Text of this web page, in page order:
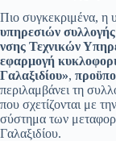
Πιο συγκεκριμένα, η
υπηρεσιών συλλογής
νσης Τεχνικών
εφαρμογή
Γαλαξιδίου»,
περιλαμβάνει τη
που σχετίζονται με
σύστημα των
Γαλαξιδίου.